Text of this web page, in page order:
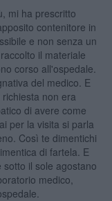
mi ha prescritto
contenitore in
e non senza un
il materiale
corso all'ospedale.
del medico. E
non era
di avere come
per la visita si parla
Così te dimentichi
di fartela. E
il sole agostano
medico,